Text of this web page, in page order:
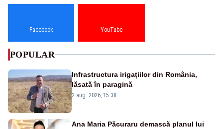
Facebook YouTube
POPULAR
Infrastructura irigațiilor din România,
lăsată în paragină
2 aug. 2026, 15:38
Ana Maria Păcuraru demască planul lui